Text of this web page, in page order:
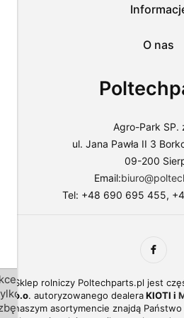
Agro-Park SP.
ul. Jana Pawła II 3
09-200
Email:
Tel: +48 690 695 455,
O nas
Sklep rolniczy Poltechparts.pl jest
o.o. autoryzowanego dealeraKIOTI i
naszym asortymencie znajdą